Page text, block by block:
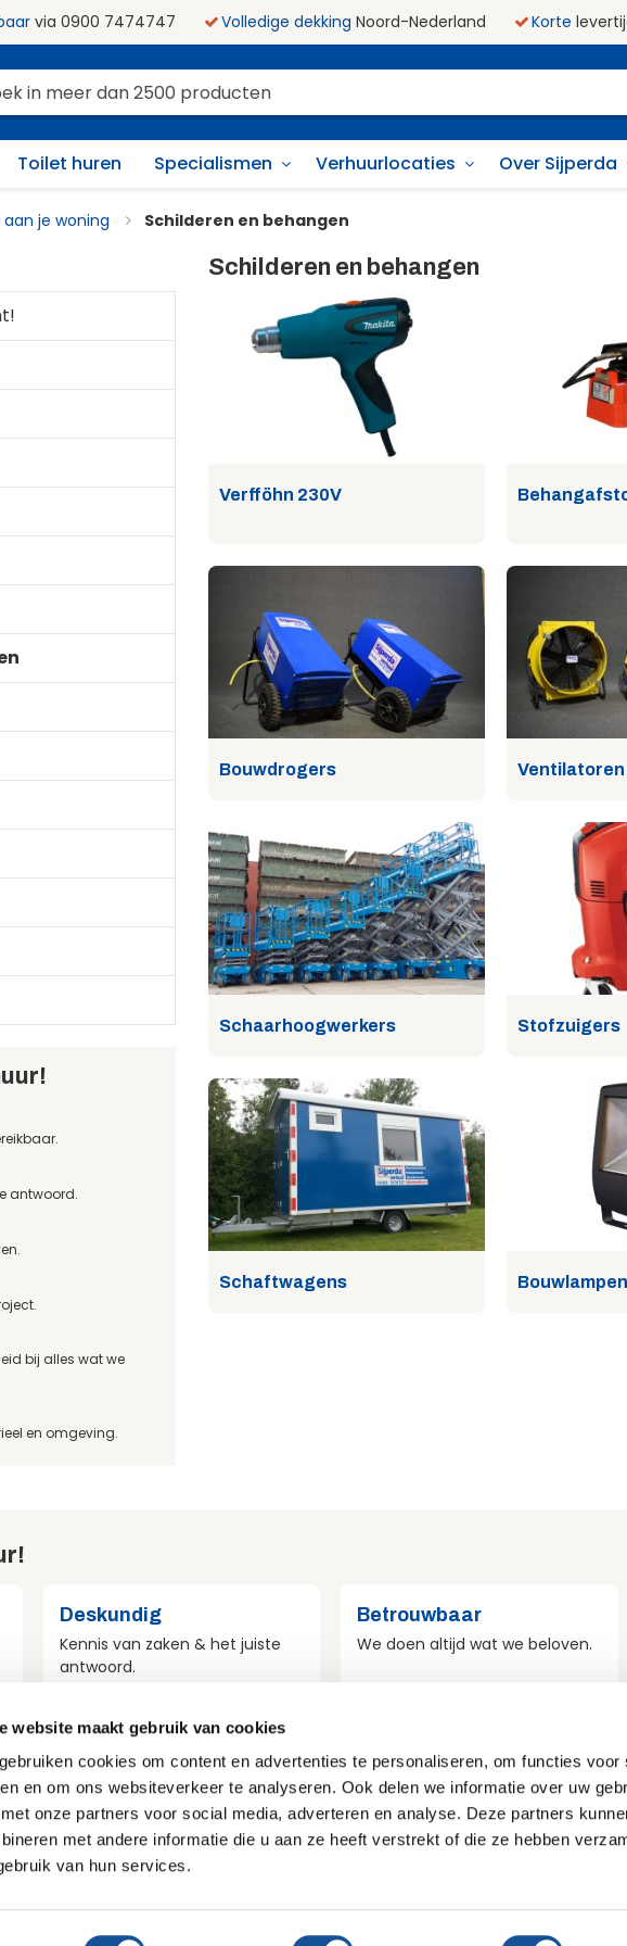
website maakt gebruik van cookies
cookies om content en advertenties te personaliseren, om functies voor
en om ons websiteverkeer te analyseren. Ook delen we informatie over uw
onze partners voor social media, adverteren en analyse. Deze partners
met andere informatie die u aan ze heeft verstrekt of die ze hebben
van hun services.
via 0900 7474747 Volledige dekking Noord-Nederland Korte
Toilet huren Specialismen Verhuurlocaties Over Sijperda
aan je woning Schilderen en behangen
Schilderen en behangen
Verfföhn 230V
Bouwdrogers Ventilatoren
Schaarhoogwerkers Stofzuigers
Schaftwagens Bouwlampen
antwoord.
bij alles wat we
en omgeving.
Deskundig
Kennis van zaken & het juiste
antwoord.
Betrouwbaar
We doen altijd wat we beloven.
Aandacht voor duurzaamheid
bij alles wat we doen.
Veiligheid voor mens, materieel
en omgeving.
Home Sitemap Privacy & Cookies Disclaimer Voorwaarden